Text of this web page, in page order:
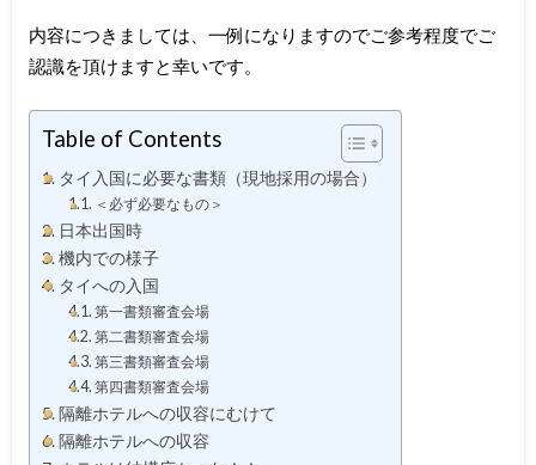
内容につきましては、一例になりますのでご参考程度でご
認識を頂けますと幸いです。
Table of Contents
タイ入国に必要な書類（現地採用の場合）
＜必ず必要なもの＞
日本出国時
機内での様子
タイへの入国
第一書類審査会場
第二書類審査会場
第三書類審査会場
第四書類審査会場
隔離ホテルへの収容にむけて
隔離ホテルへの収容